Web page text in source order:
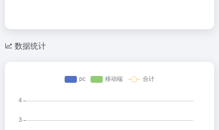
数据统计